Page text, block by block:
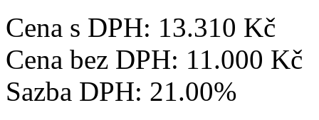
Cena s DPH: 13.310 Kč
Cena bez DPH: 11.000 Kč
Sazba DPH: 21.00%